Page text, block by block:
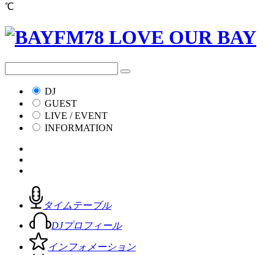
℃
DJ
GUEST
LIVE / EVENT
INFORMATION
タイムテーブル
DJプロフィール
インフォメーション